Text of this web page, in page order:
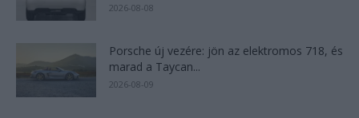
2026-08-08
Porsche új vezére: jön az elektromos 718, és
marad a Taycan...
2026-08-09